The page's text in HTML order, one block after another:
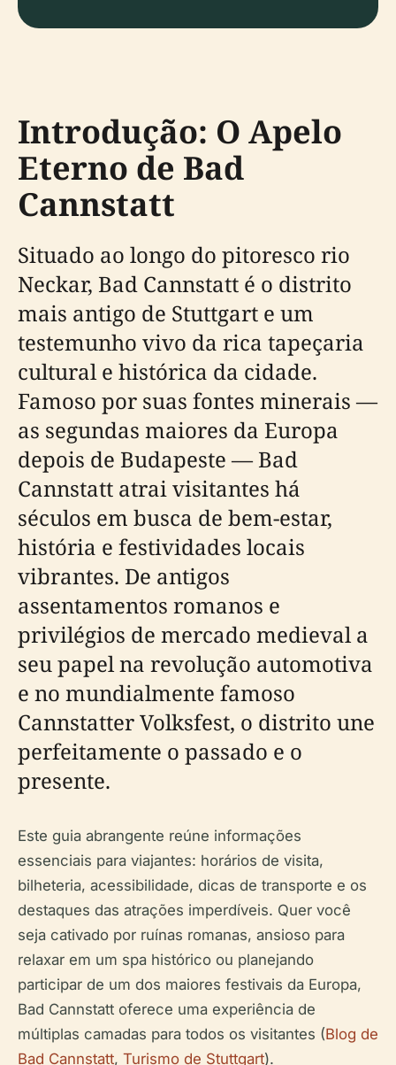
Introdução: O Apelo
Eterno de Bad
Cannstatt
Situado ao longo do pitoresco rio
Neckar, Bad Cannstatt é o distrito
mais antigo de Stuttgart e um
testemunho vivo da rica tapeçaria
cultural e histórica da cidade.
Famoso por suas fontes minerais —
as segundas maiores da Europa
depois de Budapeste — Bad
Cannstatt atrai visitantes há
séculos em busca de bem-estar,
história e festividades locais
vibrantes. De antigos
assentamentos romanos e
privilégios de mercado medieval a
seu papel na revolução automotiva
e no mundialmente famoso
Cannstatter Volksfest, o distrito une
perfeitamente o passado e o
presente.
Este guia abrangente reúne informações
essenciais para viajantes: horários de visita,
bilheteria, acessibilidade, dicas de transporte e os
destaques das atrações imperdíveis. Quer você
seja cativado por ruínas romanas, ansioso para
relaxar em um spa histórico ou planejando
participar de um dos maiores festivais da Europa,
Bad Cannstatt oferece uma experiência de
múltiplas camadas para todos os visitantes (Blog de
Bad Cannstatt, Turismo de Stuttgart).